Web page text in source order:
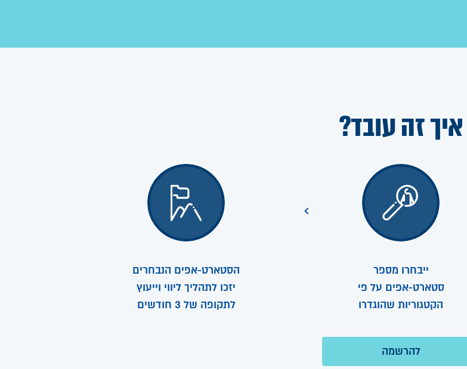
איך זה עובד?
ייבחרו מספר
סטארט-אפים על פי
הקטגוריות שהוגדרו
הסטארט-אפים הנבחרים
יזכו לתהליך ליווי וייעוץ
לתקופה של 3 חודשים